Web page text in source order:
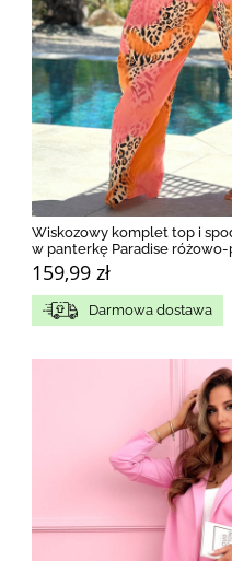
Wiskozowy komplet top i
w panterkę Paradise
159,99 zł
Darmowa dostawa